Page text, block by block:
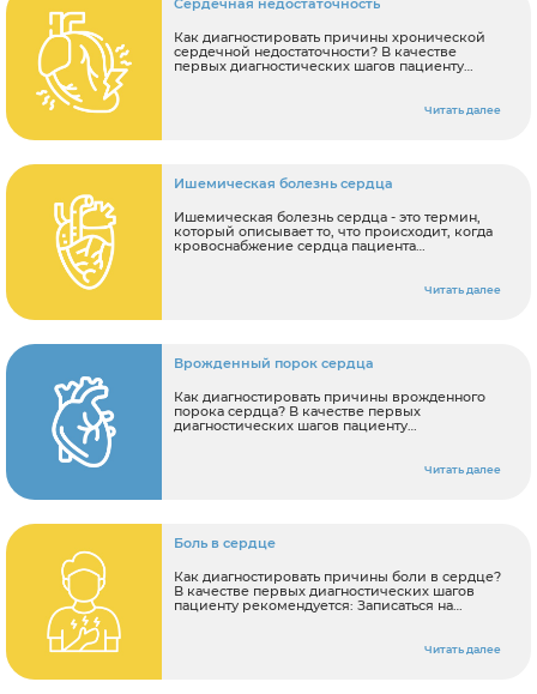
Сердечная недостаточность
Как диагностировать причины хронической
сердечной недостаточности? В качестве
первых диагностических шагов пациенту
Читать далее
Ишемическая болезнь сердца
Ишемическая болезнь сердца - это термин,
который описывает то, что происходит, когда
кровоснабжение сердца пациента
коронарных артериях, что вызывает
алкоголя. Пациент также более подвержен
риску развития атеросклероза, если ему
диагностирован высокий уровень
холестерина, гипертония или диабет.
Читать далее
Врожденный порок сердца
Как диагностировать причины врожденного
порока сердца? В качестве первых
диагностических шагов пациенту
Читать далее
Боль в сердце
Как диагностировать причины боли в сердце?
В качестве первых диагностических шагов
пациенту рекомендуется: Записаться на
Читать далее